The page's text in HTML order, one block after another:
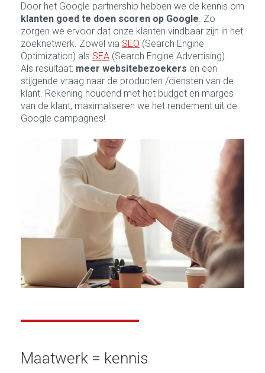
Door het Google partnership hebben we de kennis om
klanten goed te doen scoren op Google. Zo
zorgen we ervoor dat onze klanten vindbaar zijn in het
zoeknetwerk. Zowel via SEO (Search Engine
Optimization) als SEA (Search Engine Advertising).
Als resultaat: meer websitebezoekers en een
stijgende vraag naar de producten /diensten van de
klant. Rekening houdend met het budget en marges
van de klant, maximaliseren we het rendement uit de
Google campagnes!
Maatwerk = kennis